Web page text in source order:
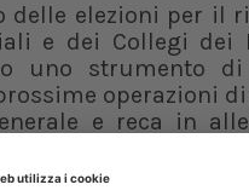
elezioni per il
e dei Collegi dei
uno strumento
operazioni di
e reca in
espressi sono la